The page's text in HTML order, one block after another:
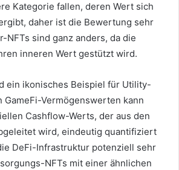
Kategorie fallen, deren Wert sich
daher ist die Bewertung sehr
NFTs sind ganz anders, da die
inneren Wert gestützt wird.
ein ikonisches Beispiel für Utility-
GameFi-Vermögenswerten kann
Cashflow-Werts, der aus den
wird, eindeutig quantifiziert
DeFi-Infrastruktur potenziell sehr
NFTs mit einer ähnlichen